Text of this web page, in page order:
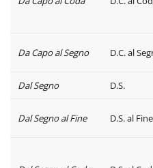
Da Capo al Segno D.C. al
Dal Segno D.S.
Dal Segno al Fine D.S. al Fine